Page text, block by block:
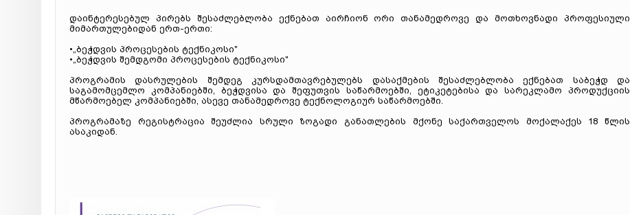
დაინტერესებულ პირებს შესაძლებლობა ექნებათ აირჩიონ ორი თანამედროვე და მოთხოვნადი პროფესიული
მიმართულებიდან ერთ-ერთი:
•„ბეჭდვის პროცესების ტექნიკოსი"
•„ბეჭდვის შემდგომი პროცესების ტექნიკოსი"
პროგრამის დასრულების შემდეგ კურსდამთავრებულებს დასაქმების შესაძლებლობა ექნებათ საბეჭდ და
საგამომცემლო კომპანიებში, ბეჭდვისა და შეფუთვის საწარმოებში, ეტიკეტებისა და სარეკლამო პროდუქციის
მწარმოებელ კომპანიებში, ასევე თანამედროვე ტექნოლოგიურ საწარმოებში.
პროგრამაზე რეგისტრაცია შეუძლია სრული ზოგადი განათლების მქონე საქართველოს მოქალაქეს 18 წლის
ასაკიდან.